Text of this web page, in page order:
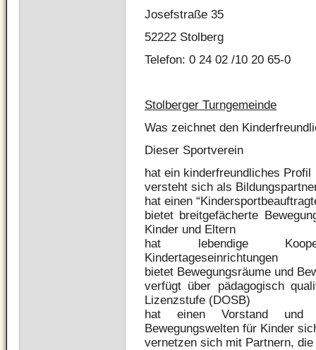
Josefstraße 35
52222 Stolberg
Telefon: 0 24 02 /10 20 65-0
Stolberger Turngemeinde
Was zeichnet den
Dieser Sportverein
hat ein kinderfreundliches Profil
versteht sich als
hat einen
bietet breitgefächerte
Kinder und Eltern
hat lebendige
Kindertageseinrichtungen
bietet Bewegungsräume und
verfügt über pädagogisch
Lizenzstufe (DOSB)
hat einen Vorstand und
Bewegungswelten für Kinder
vernetzen sich mit Partnern,